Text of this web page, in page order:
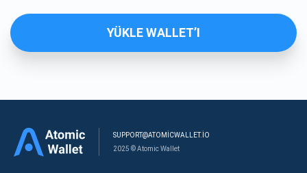
YÜKLE WALLET’I
SUPPORT@ATOMICWALLET.IO
2025 © Atomic Wallet